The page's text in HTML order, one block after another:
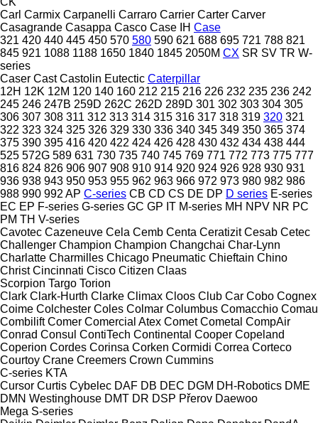
Carl Carmix Carpanelli Carraro Carrier Carter Carver
Casagrande Casappa Casco Case IH Case
321 420 440 445 450 570 580 590 621 688 695 721 788 821
845 921 1088 1188 1650 1840 1845 2050M CX SR SV TR W-
series
Caser Cast Castolin Eutectic Caterpillar
12H 12K 12M 120 140 160 212 215 216 226 232 235 236 242
245 246 247B 259D 262C 262D 289D 301 302 303 304 305
306 307 308 311 312 313 314 315 316 317 318 319 320 321
322 323 324 325 326 329 330 336 340 345 349 350 365 374
375 390 395 416 420 422 424 426 428 430 432 434 438 444
525 572G 589 631 730 735 740 745 769 771 772 773 775 777
816 824 826 906 907 908 910 914 920 924 926 928 930 931
936 938 943 950 953 955 962 963 966 972 973 980 982 986
988 990 992 AP C-series CB CD CS DE DP D series E-series
EC EP F-series G-series GC GP IT M-series MH NPV NR PC
PM TH V-series
Cavotec Cazeneuve Cela Cemb Centa Ceratizit Cesab Cetec
Challenger Champion Champion Changchai Char-Lynn
Charlatte Charmilles Chicago Pneumatic Chieftain Chino
Christ Cincinnati Cisco Citizen Claas
Scorpion Targo Torion
Clark Clark-Hurth Clarke Climax Cloos Club Car Cobo Cognex
Coime Colchester Coles Colmar Columbus Comacchio Comau
Combilift Comer Comercial Atex Comet Cometal CompAir
Conrad Consul ContiTech Continental Cooper Copeland
Coperion Cordes Corinsa Corken Cormidi Correa Corteco
Courtoy Crane Creemers Crown Cummins
C-series KTA
Cursor Curtis Cybelec DAF DB DEC DGM DH-Robotics DME
DMN Westinghouse DMT DR DSP Přerov Daewoo
Mega S-series